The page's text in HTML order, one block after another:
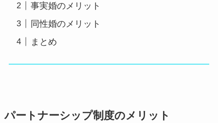
事実婚のメリット
同性婚のメリット
まとめ
パートナーシップ制度のメリット